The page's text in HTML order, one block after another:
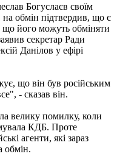
Богуслаєв своїм
обмін підтвердив, що є
його можуть обміняти
секретар Ради
Данілов у ефірі
що він був російським
- сказав він.
велику помилку, коли
КДБ. Проте
агенти, які зараз
обмін.